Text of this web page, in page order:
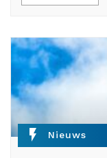
flash_on Nieuws